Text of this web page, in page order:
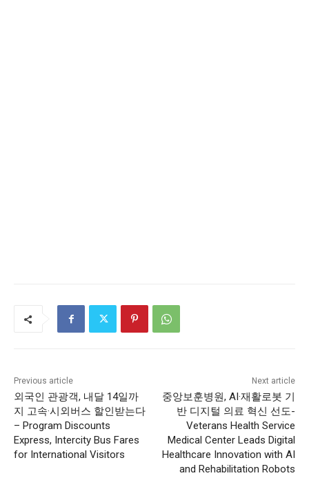
Previous article
외국인 관광객, 내달 14일까
지 고속·시외버스 할인받는다
– Program Discounts
Express, Intercity Bus Fares
for International Visitors
Next article
중앙보훈병원, AI·재활로봇 기
반 디지털 의료 혁신 선도-
Veterans Health Service
Medical Center Leads Digital
Healthcare Innovation with AI
and Rehabilitation Robots